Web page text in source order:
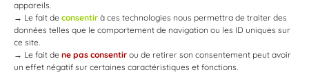
appareils.
→ Le fait de consentir à ces technologies nous permettra de traiter des
données telles que le comportement de navigation ou les ID uniques sur
ce site.
→ Le fait de ne pas consentir ou de retirer son consentement peut avoir
un effet négatif sur certaines caractéristiques et fonctions.